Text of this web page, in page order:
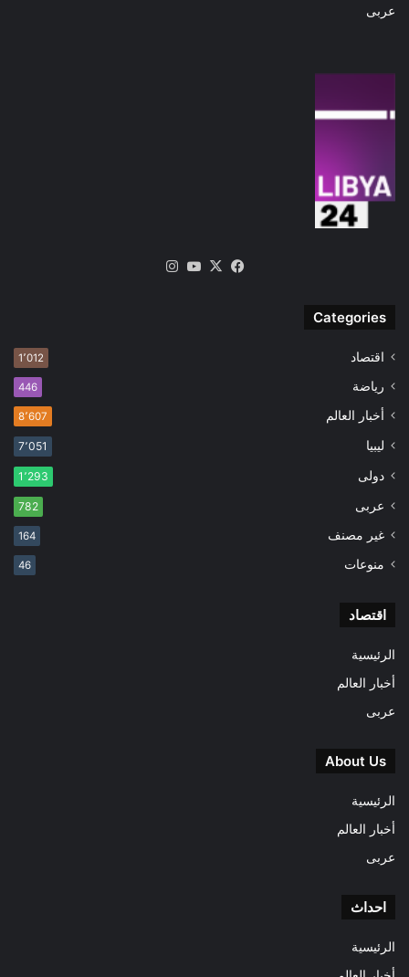
عربى
فيسبوك
‫X
‫YouTube
Categories
اقتصاد 1٬012
رياضة 446
أخبار العالم 8٬607
ليبيا 7٬051
دولى 1٬293
عربى 782
غير مصنف 164
منوعات 46
اقتصاد
الرئيسية
أخبار العالم
عربى
About Us
الرئيسية
أخبار العالم
عربى
احداث
الرئيسية